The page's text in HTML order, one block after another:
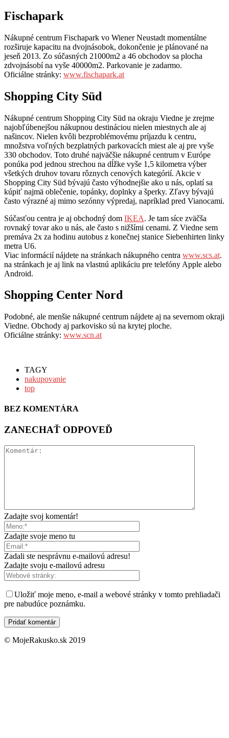
Fischapark
Nákupné centrum Fischapark vo Wiener Neustadt momentálne
rozširuje kapacitu na dvojnásobok, dokončenie je plánované na
jeseň 2013. Zo súčasných 21000m2 a 46 obchodov sa plocha
zdvojnásobí na vyše 40000m2. Parkovanie je zadarmo.
Oficiálne stránky: www.fischapark.at
Shopping City Süd
Nákupné centrum Shopping City Süd na okraju Viedne je zrejme
najobľúbenejšou nákupnou destináciou nielen miestnych ale aj
našincov. Nielen kvôli bezproblémovému príjazdu k centru,
množstva voľných bezplatných parkovacích miest ale aj pre vyše
330 obchodov. Toto druhé najväčšie nákupné centrum v Európe
ponúka pod jednou strechou na dĺžke vyše 1,5 kilometra výber
všetkých druhov tovaru rôznych cenových kategórií. Akcie v
Shopping City Süd bývajú často výhodnejšie ako u nás, oplatí sa
kúpiť najmä oblečenie, topánky, doplnky a šperky. Zľavy bývajú
často výrazné aj mimo sezónny výpredaj, napríklad pred Vianocami.
Súčasťou centra je aj obchodný dom IKEA. Je tam síce zväčša
rovnaký tovar ako u nás, ale často s nižšími cenami. Z Viedne sem
premáva 2x za hodinu autobus z konečnej stanice Siebenhirten linky
metra U6.
Viac informácií nájdete na stránkach nákupného centra www.scs.at.
na stránkach je aj link na vlastnú aplikáciu pre telefóny Apple alebo
Android.
Shopping Center Nord
Podobné, ale menšie nákupné centrum nájdete aj na severnom okraji
Viedne. Obchody aj parkovisko sú na krytej ploche.
Oficiálne stránky: www.scn.at
TAGY
nakupovanie
top
BEZ KOMENTÁRA
ZANECHAŤ ODPOVEĎ
Zadajte svoj komentár!
Zadajte svoje meno tu
Zadali ste nesprávnu e-mailovú adresu!
Zadajte svoju e-mailovú adresu
Uložiť moje meno, e-mail a webové stránky v tomto prehliadači
pre nabudúce poznámku.
© MojeRakusko.sk 2019